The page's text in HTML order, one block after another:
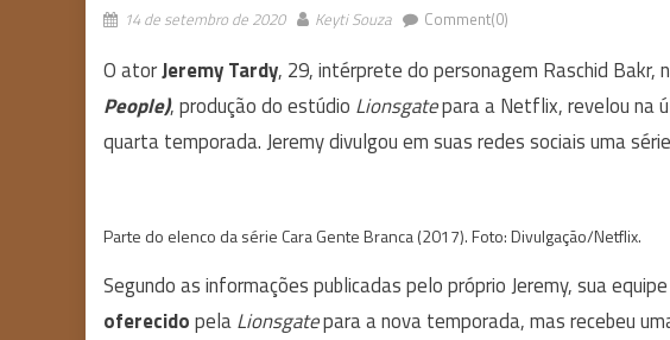
14 de setembro de 2020 Keyti Souza Comment(0)
O atorJeremy Tardy, 29, intérprete do personagem Raschid Bakr,
People), produção do estúdio Lionsgatepara a Netflix, revelou na
quarta temporada. Jeremy divulgou em suas redes sociais uma
Parte do elenco da série Cara Gente Branca (2017). Foto: Divulgação/Netflix.
Segundo as informações publicadas pelo próprio Jeremy, sua
oferecidopelaLionsgatepara a nova temporada, mas recebeu